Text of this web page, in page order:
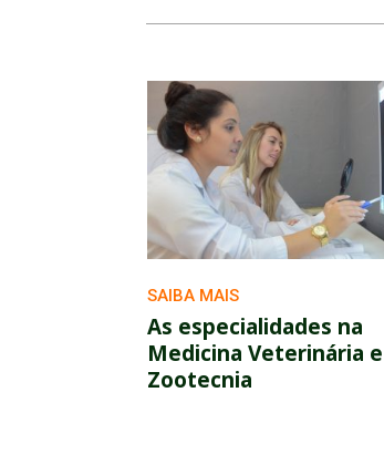
SAIBA MAIS
As especialidades na
Medicina Veterinária
Zootecnia